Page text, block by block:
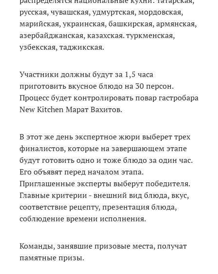
русская, чувашская, удмуртская, мордовская,
марийская, украинская, башкирская, армянская,
азербайджанская, казахская. туркменская,
узбекская, таджикская.
Участники должны будут за 1,5 часа
приготовить вкусное блюдо на 30 персон.
Процесс будет контролировать повар гастробара
New Kitchen Марат Вахитов.
В этот же день экспертное жюри выберет трех
финалистов, которые на завершающем этапе
будут готовить одно и тоже блюдо за один час.
Его объявят перед началом этапа.
Приглашенные эксперты выберут победителя.
Главные критерии - внешний вид блюда, вкус,
соответствие рецепту, презентация блюда,
соблюдение времени исполнения.
Команды, занявшие призовые места, получат
памятные призы.